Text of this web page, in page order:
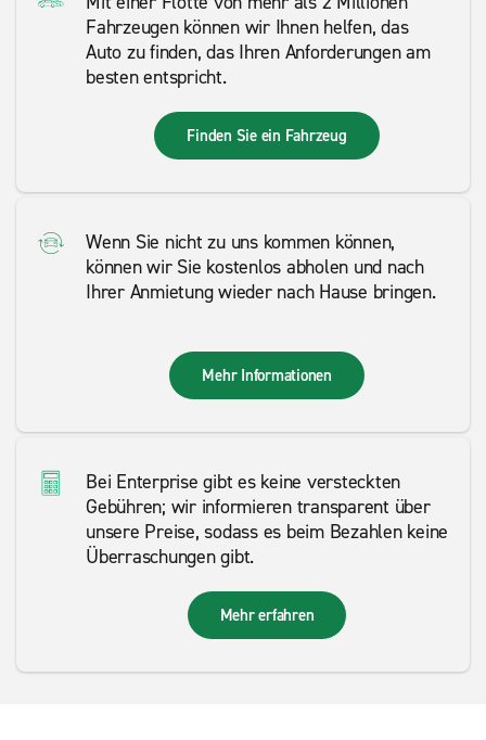
Fahrzeugen können wir Ihnen helfen, das
Auto zu finden, das Ihren Anforderungen am
besten entspricht.
Finden Sie ein Fahrzeug
Wenn Sie nicht zu uns kommen können,
können wir Sie kostenlos abholen und nach
Ihrer Anmietung wieder nach Hause bringen.
Mehr Informationen
Bei Enterprise gibt es keine versteckten
Gebühren; wir informieren transparent über
unsere Preise, sodass es beim Bezahlen keine
Überraschungen gibt.
Mehr erfahren